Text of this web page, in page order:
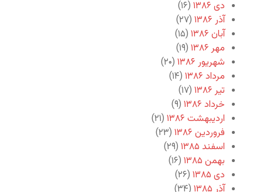
دی ۱۳۸۶
(۱۶)
آذر ۱۳۸۶
(۲۷)
آبان ۱۳۸۶
(۱۵)
مهر ۱۳۸۶
(۱۹)
شهریور ۱۳۸۶
(۲۰)
مرداد ۱۳۸۶
(۱۴)
تیر ۱۳۸۶
(۱۷)
خرداد ۱۳۸۶
(۹)
اردیبهشت ۱۳۸۶
(۲۱)
فروردین ۱۳۸۶
(۲۳)
اسفند ۱۳۸۵
(۲۹)
بهمن ۱۳۸۵
(۱۶)
دی ۱۳۸۵
(۲۶)